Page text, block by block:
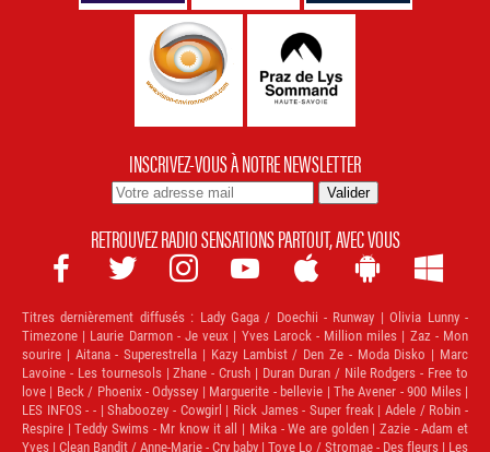
INSCRIVEZ-VOUS À NOTRE NEWSLETTER
RETROUVEZ RADIO SENSATIONS PARTOUT, AVEC VOUS
      
Titres dernièrement diffusés : Lady Gaga / Doechii - Runway | Olivia Lunny -
Timezone | Laurie Darmon - Je veux | Yves Larock - Million miles | Zaz - Mon
sourire | Aitana - Superestrella | Kazy Lambist / Den Ze - Moda Disko | Marc
Lavoine - Les tournesols | Zhane - Crush | Duran Duran / Nile Rodgers - Free to
love | Beck / Phoenix - Odyssey | Marguerite - bellevie | The Avener - 900 Miles |
LES INFOS - - | Shaboozey - Cowgirl | Rick James - Super freak | Adele / Robin -
Respire | Teddy Swims - Mr know it all | Mika - We are golden | Zazie - Adam et
Yves | Clean Bandit / Anne-Marie - Cry baby | Tove Lo / Stromae - Des fleurs | Les